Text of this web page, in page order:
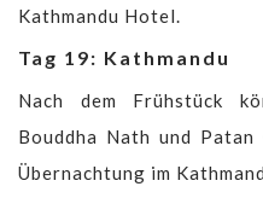
Kathmandu Hotel.
Tag 19: Kathmandu
Nach dem Frühstück
Bouddha Nath und
Übernachtung im